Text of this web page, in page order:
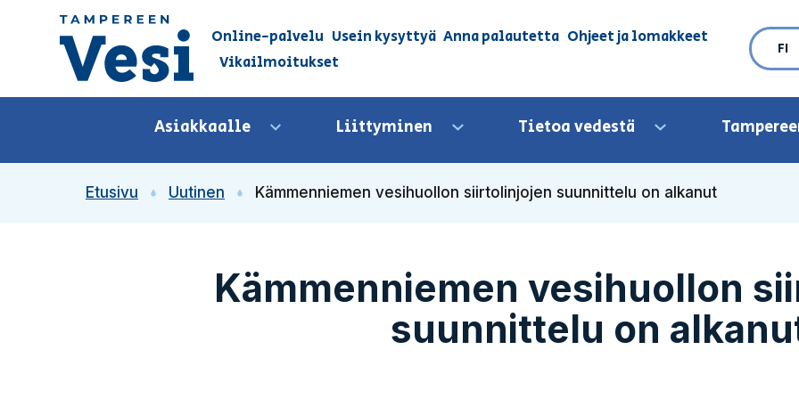
Siirry sisältöön
Siirry etusivulle
Online-palvelu Usein kysyttyä Anna palautetta Ohjeet ja lomakkeet
Vikailmoitukset
FI
Asiakkaalle Avaa valikkoLiittyminen Avaa valikkoTietoa vedestä Avaa valikko
Etusivu Uutinen Kämmenniemen vesihuollon siirtolinjojen suunnittelu on alkanut
Kämmenniemen vesihuollon
suunnittelu on